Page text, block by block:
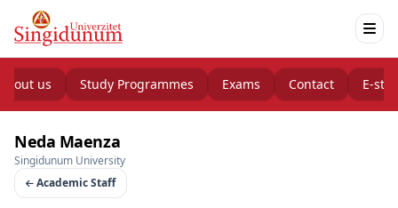
us Study Programmes Exams Contact E-
Neda Maenza
Singidunum University
Academic Staff